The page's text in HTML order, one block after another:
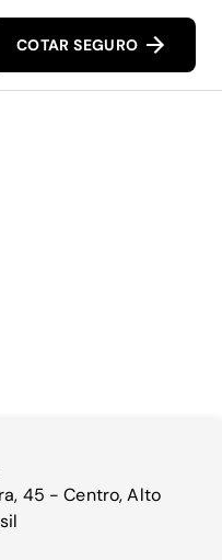
COTAR SEGURO
45 - Centro, Alto